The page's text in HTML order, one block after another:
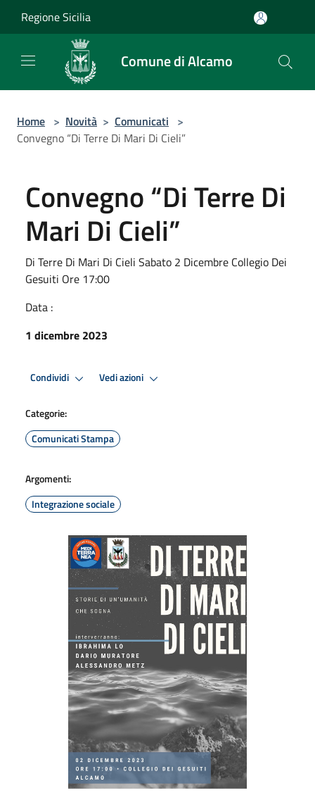
Regione Sicilia
Comune di Alcamo
Home > Novità > Comunicati >
Convegno “Di Terre Di Mari Di Cieli”
Convegno “Di Terre Di
Mari Di Cieli”
Di Terre Di Mari Di Cieli Sabato 2 Dicembre Collegio Dei
Gesuiti Ore 17:00
Data :
1 dicembre 2023
Condividi Vedi azioni
Categorie:
Comunicati Stampa
Argomenti:
Integrazione sociale